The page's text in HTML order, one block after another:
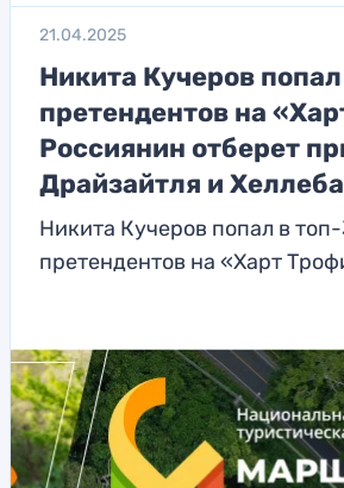
21.04.2025
Никита Кучеров
претендентов на
Россиянин отберет
Драйзайтля и
Никита Кучеров попал в
претендентов на «Харт